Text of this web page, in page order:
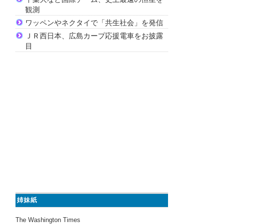
観測
ワッペンやネクタイで「共生社会」を発信
ＪＲ西日本、広島カープ応援電車をお披露
目
姉妹紙
The Washington Times